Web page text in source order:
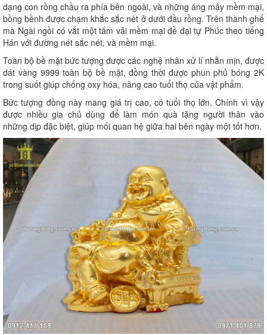
dạng con rồng chầu ra phía bên ngoài, và những áng mây mềm mại,
bồng bềnh được chạm khắc sắc nét ở dưới đầu rồng. Trên thành ghế
mà Ngài ngồi có vắt một tấm vải mềm mại đề đại tự Phúc theo tiếng
Hán với đường nét sắc nét, và mềm mại.
Toàn bộ bề mặt bức tượng được các nghệ nhân xử lí nhẵn mịn, được
dát vàng 9999 toàn bộ bề mặt, đồng thời được phun phủ bóng 2K
trong suốt giúp chống oxy hóa, nâng cao tuổi thọ của vật phẩm.
Bức tượng đồng này mang giá trị cao, có tuổi thọ lớn. Chính vì vậy
được nhiều gia chủ dùng để làm món quà tặng người thân vào
những dịp đặc biệt, giúp mối quan hệ giữa hai bên ngày một tốt hơn.